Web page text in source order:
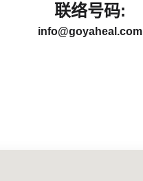
联络号码:
info@goyaheal.com